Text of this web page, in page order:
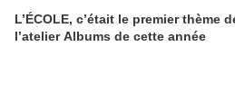
L’ÉCOLE, c’était le premier thème de
l’atelier Albums de cette année